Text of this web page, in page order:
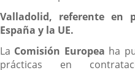
Valladolid, referente en
España y la UE.
La Comisión Europea ha
prácticas en